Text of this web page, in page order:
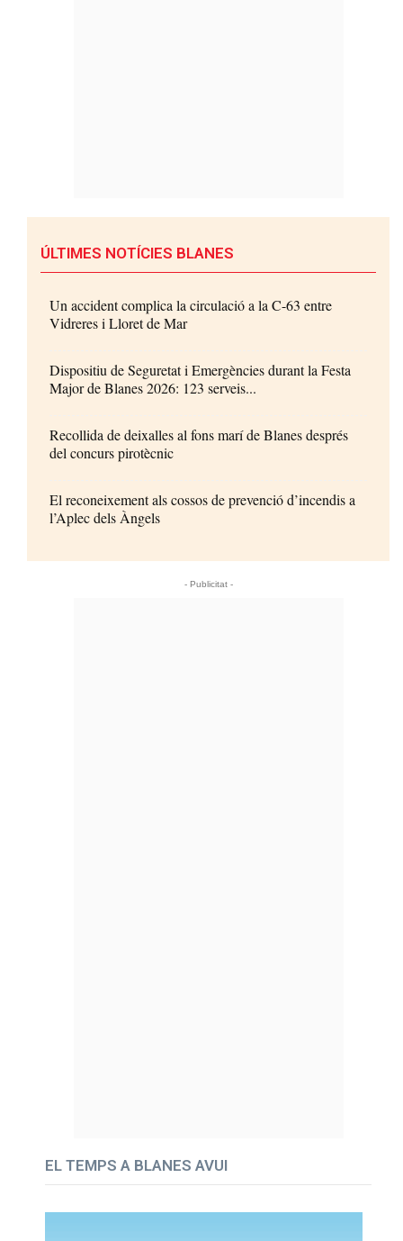
ÚLTIMES NOTÍCIES BLANES
Un accident complica la circulació a la C-63 entre
Vidreres i Lloret de Mar
Dispositiu de Seguretat i Emergències durant la Festa
Major de Blanes 2026: 123 serveis...
Recollida de deixalles al fons marí de Blanes després
del concurs pirotècnic
El reconeixement als cossos de prevenció d’incendis a
l’Aplec dels Àngels
- Publicitat -
EL TEMPS A BLANES AVUI